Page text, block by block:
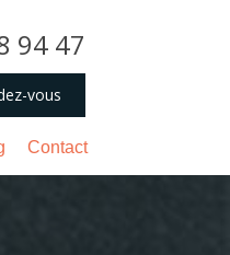
94 47
vous
Contact